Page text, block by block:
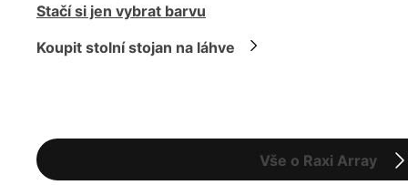
Vše o Raxi Array
Stačí si jen vybrat barvu
Koupit stolní stojan na láhve